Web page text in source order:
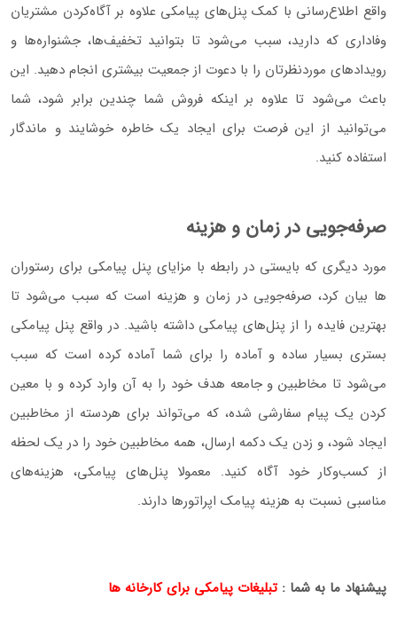
واقع اطلاع‌رسانی با کمک پنل‌های پیامکی علاوه بر آگاه‌کردن مشتریان
وفاداری که دارید، سبب می‌شود تا بتوانید تخفیف‌ها، جشنواره‌ها و
رویدادهای موردنظرتان را با دعوت از جمعیت بیشتری انجام دهید. این
باعث می‌شود تا علاوه بر اینکه فروش شما چندین برابر شود، شما
می‌توانید از این فرصت برای ایجاد یک خاطره خوشایند و ماندگار
استفاده کنید.
صرفه‌جویی در زمان و هزینه
مورد دیگری که بایستی در رابطه با مزایای پنل پیامکی برای رستوران‌
ها بیان کرد، صرفه‌جویی در زمان و هزینه است که سبب می‌شود تا
بهترین فایده را از پنل‌های پیامکی داشته باشید. در واقع پنل پیامکی
بستری بسیار ساده و آماده را برای شما آماده کرده است که سبب
می‌شود تا مخاطبین و جامعه هدف خود را به آن وارد کرده و با معین
کردن یک پیام سفارشی شده، که می‌تواند برای هردسته از مخاطبین
ایجاد شود، و زدن یک دکمه ارسال، همه مخاطبین خود را در یک لحظه
از کسب‌و‌کار خود آگاه کنید. معمولا پنل‌های پیامکی، هزینه‌های
مناسبی نسبت به هزینه پیامک اپراتورها دارند.
پیشنهاد ما به شما : تبلیغات پیامکی برای کارخانه ها